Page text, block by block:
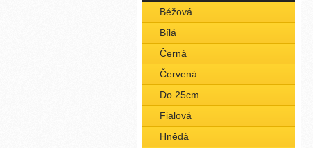
Béžová
Bílá
Černá
Červená
Do 25cm
Fialová
Hnědá